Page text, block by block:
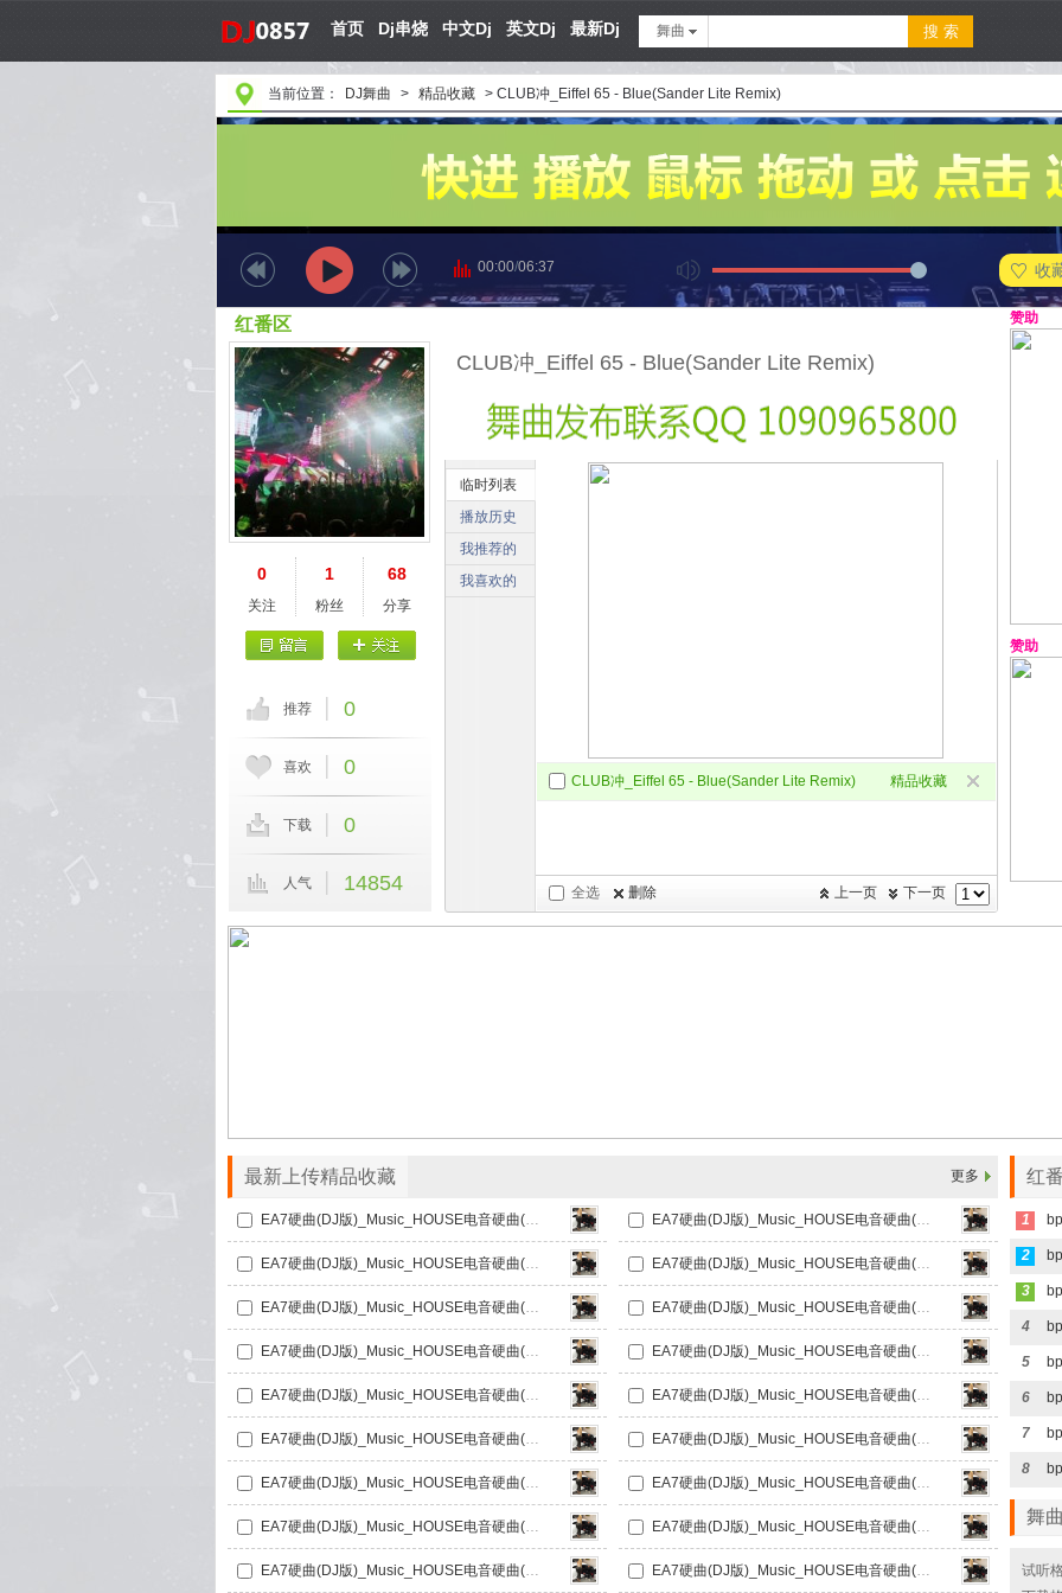
首页 Dj串烧 中文Dj 英文Dj 最新Dj 舞曲
当前位置： DJ舞曲 > 精品收藏 > CLUB冲_Eiffel 65 - Blue(Sander Lite Remix)
收
00:00/06:37
CLUB冲_Eiffel 65 - Blue(Sander Lite Remix)
临时列表
播放历史
我推荐的
我喜欢的
CLUB冲_Eiffel 65 - Blue(Sander Lite Remix) 精品收藏
全选 删除 下一页
上一页
红番区
0
关注
1
粉丝
68
分享
推荐 0
喜欢 0
下载 0
人气 14854
赞助
赞助
最新上传精品收藏 更多
EA7硬曲(DJ版)_Music_HOUSE电音硬曲(351) EA7硬曲(DJ版)_Music_HOUSE电音硬曲(352)
EA7硬曲(DJ版)_Music_HOUSE电音硬曲(353) EA7硬曲(DJ版)_Music_HOUSE电音硬曲(354)
EA7硬曲(DJ版)_Music_HOUSE电音硬曲(355) EA7硬曲(DJ版)_Music_HOUSE电音硬曲(356)
EA7硬曲(DJ版)_Music_HOUSE电音硬曲(357) EA7硬曲(DJ版)_Music_HOUSE电音硬曲(358)
EA7硬曲(DJ版)_Music_HOUSE电音硬曲(359) EA7硬曲(DJ版)_Music_HOUSE电音硬曲(360)
EA7硬曲(DJ版)_Music_HOUSE电音硬曲(361) EA7硬曲(DJ版)_Music_HOUSE电音硬曲(362)
EA7硬曲(DJ版)_Music_HOUSE电音硬曲(363) EA7硬曲(DJ版)_Music_HOUSE电音硬曲(364)
EA7硬曲(DJ版)_Music_HOUSE电音硬曲(365) EA7硬曲(DJ版)_Music_HOUSE电音硬曲(366)
EA7硬曲(DJ版)_Music_HOUSE电音硬曲(367) EA7硬曲(DJ版)_Music_HOUSE电音硬曲(368)
红
1
2
3
4
5
6
7
8
舞
试听